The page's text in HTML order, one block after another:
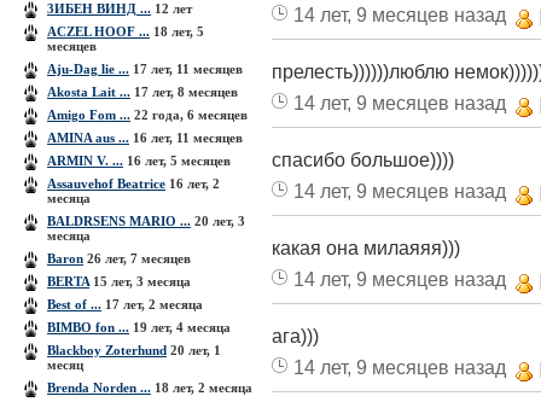
3ИБЕН ВИНД ... 12 лет
ACZEL HOOF ... 18 лет, 5
месяцев
Aju-Dag lie ... 17 лет, 11 месяцев
Akosta Lait ... 17 лет, 8 месяцев
Amigo Fom ... 22 года, 6 месяцев
AMINA aus ... 16 лет, 11 месяцев
ARMIN V. ... 16 лет, 5 месяцев
Assauvehof Beatrice 16 лет, 2
месяца
BALDRSENS MARIO ... 20 лет, 3
месяца
Baron 26 лет, 7 месяцев
BERTA 15 лет, 3 месяца
Best of ... 17 лет, 2 месяца
BIMBO fon ... 19 лет, 4 месяца
Blackboy Zoterhund 20 лет, 1
месяц
Brenda Norden ... 18 лет, 2 месяца
14 лет, 9 месяцев назад
прелесть))))))люблю
14 лет, 9 месяцев назад
спасибо большое))))
14 лет, 9 месяцев назад
какая она милаяяя)))
14 лет, 9 месяцев назад
ага)))
14 лет, 9 месяцев назад